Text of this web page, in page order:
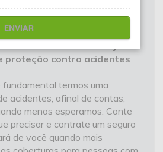
Seguro Acidentes Pessoais
nos dias de hoje?
proteção contra acidentes
fundamental termos uma
acidentes, afinal de contas,
menos esperamos. Conte
precisar e contrate um seguro
de você quando mais
ENVIAR